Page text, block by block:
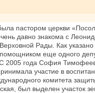
пастором церкви
давно знакома с
Рады. Как
еще одного
2005 года София
участие в
комитета
был выделен участок